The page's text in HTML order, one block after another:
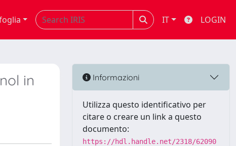
IT LOGIN
in
Informazioni
Utilizza questo identificativo per
citare o creare un link a questo
documento:
https://hdl.handle.net/2318/62090